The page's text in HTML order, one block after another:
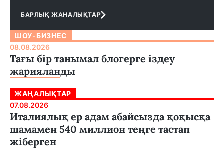
БАРЛЫҚ ЖАНАЛЫҚТАР
ШОУ-БИЗНЕС
08.08.2026
Тағы бір танымал блогерге іздеу
жарияланды
ЖАҢАЛЫҚТАР
07.08.2026
Италиялық ер адам абайсызда қоқысқа
шамамен 540 миллион теңге тастап
жіберген